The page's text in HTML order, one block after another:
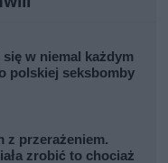
w niemal każdym
polskiej seksbomby
z przerażeniem.
zrobić to chociaż